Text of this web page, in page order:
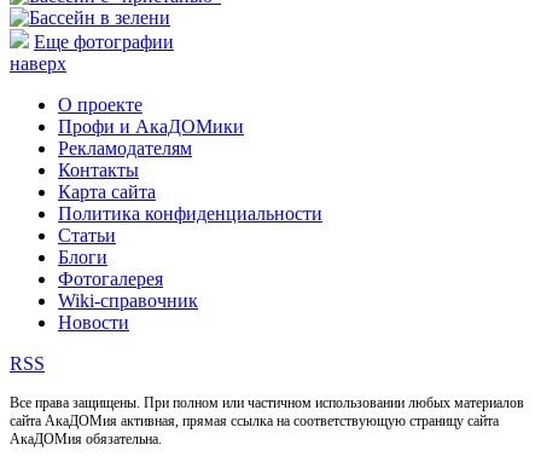
Еще фотографии
наверх
О проекте
Профи и АкаДОМики
Рекламодателям
Контакты
Карта сайта
Политика конфиденциальности
Статьи
Блоги
Фотогалерея
Wiki-справочник
Новости
RSS
Все права защищены. При полном или частичном использовании любых материалов
сайта АкаДОМия активная, прямая ссылка на соответствующую страницу сайта
АкаДОМия обязательна.